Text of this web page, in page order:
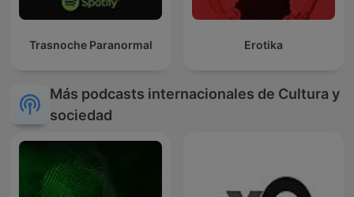
Trasnoche Paranormal Erotika
Más podcasts internacionales de Cultura y
sociedad